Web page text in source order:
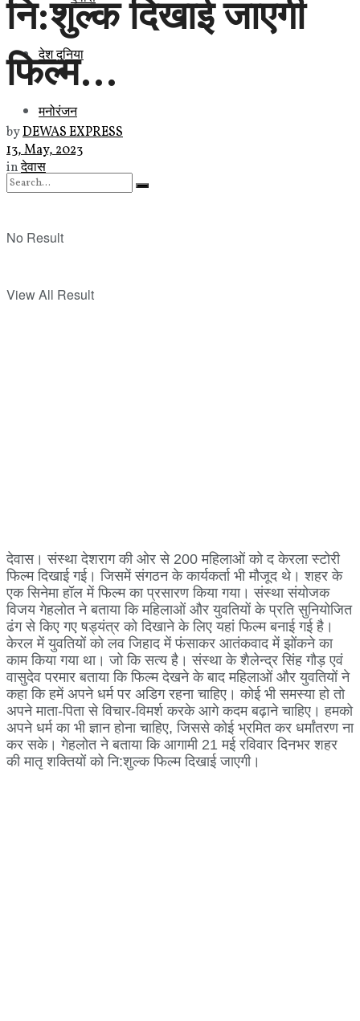
देश दुनिया
मनोरंजन
No Result
View All Result
नि:शुल्क दिखाई जाएगी
फिल्म…
byDEWAS EXPRESS
13, May, 2023
inदेवास
देवास। संस्था देशराग की ओर से 200 महिलाओं को द केरला स्टोरी
फिल्म दिखाई गई। जिसमें संगठन के कार्यकर्ता भी मौजूद थे। शहर के
एक सिनेमा हॉल में फिल्म का प्रसारण किया गया। संस्था संयोजक
विजय गेहलोत ने बताया कि महिलाओं और युवतियों के प्रति सुनियोजित
ढंग से किए गए षड्यंत्र को दिखाने के लिए यहां फिल्म बनाई गई है।
केरल में युवतियों को लव जिहाद में फंसाकर आतंकवाद में झोंकने का
काम किया गया था। जो कि सत्य है। संस्था के शैलेन्द्र सिंह गौड़ एवं
वासुदेव परमार बताया कि फिल्म देखने के बाद महिलाओं और युवतियों ने
कहा कि हमें अपने धर्म पर अडिग रहना चाहिए। कोई भी समस्या हो तो
अपने माता-पिता से विचार-विमर्श करके आगे कदम बढ़ाने चाहिए। हमको
अपने धर्म का भी ज्ञान होना चाहिए, जिससे कोई भ्रमित कर धर्मांतरण ना
कर सके। गेहलोत ने बताया कि आगामी 21 मई रविवार दिनभर शहर
की मातृ शक्तियों को नि:शुल्क फिल्म दिखाई जाएगी।